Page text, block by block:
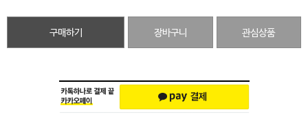
구매하기 장바구니 관심상품